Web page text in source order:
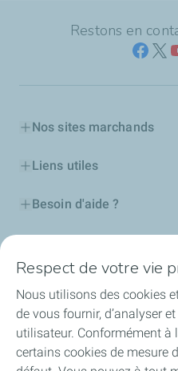
Restons en
Nos sites marchands
Liens utiles
Besoin d'aide ?
Certificats d'économies
Nos partenaires
Collaborer avec
Respect de votre vie
Nous utilisons des cookies
de vous fournir, d’analyser
utilisateur. Conformément à
certains cookies de mesure